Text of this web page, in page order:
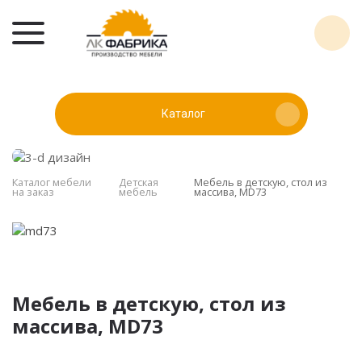
Каталог
Каталог мебели
на заказ
Детская
мебель
Мебель в детскую, стол из
массива, MD73
Мебель в детскую, стол из
массива, MD73